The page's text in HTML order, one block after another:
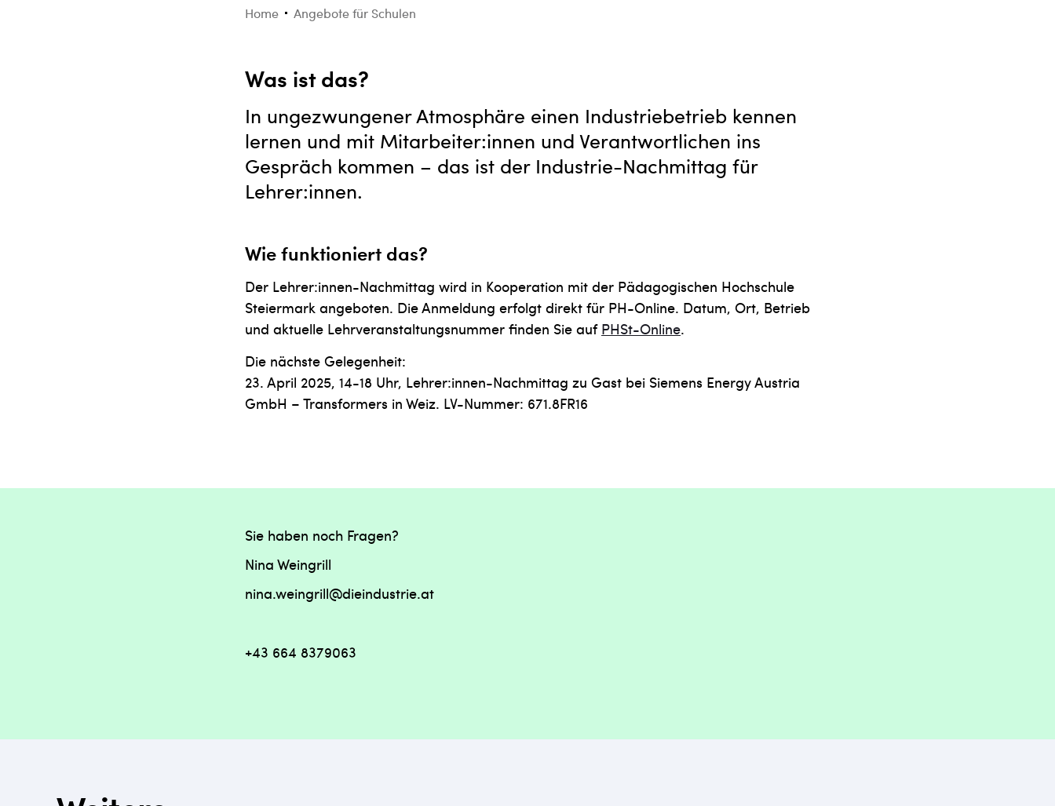
Home Angebote für Schulen
Was ist das?
In ungezwungener Atmosphäre einen Industriebetrieb kennen
lernen und mit Mitarbeiter:innen und Verantwortlichen ins
Gespräch kommen – das ist der Industrie-Nachmittag für
Lehrer:innen.
Wie funktioniert das?
Der Lehrer:innen-Nachmittag wird in Kooperation mit der Pädagogischen Hochschule
Steiermark angeboten. Die Anmeldung erfolgt direkt für PH-Online. Datum, Ort, Betrieb
und aktuelle Lehrveranstaltungsnummer finden Sie auf PHSt-Online.
Die nächste Gelegenheit:
23. April 2025, 14-18 Uhr, Lehrer:innen-Nachmittag zu Gast bei Siemens Energy Austria
GmbH – Transformers in Weiz. LV-Nummer: 671.8FR16
Sie haben noch Fragen?
Nina Weingrill
nina.weingrill@dieindustrie.at
+43 664 8379063